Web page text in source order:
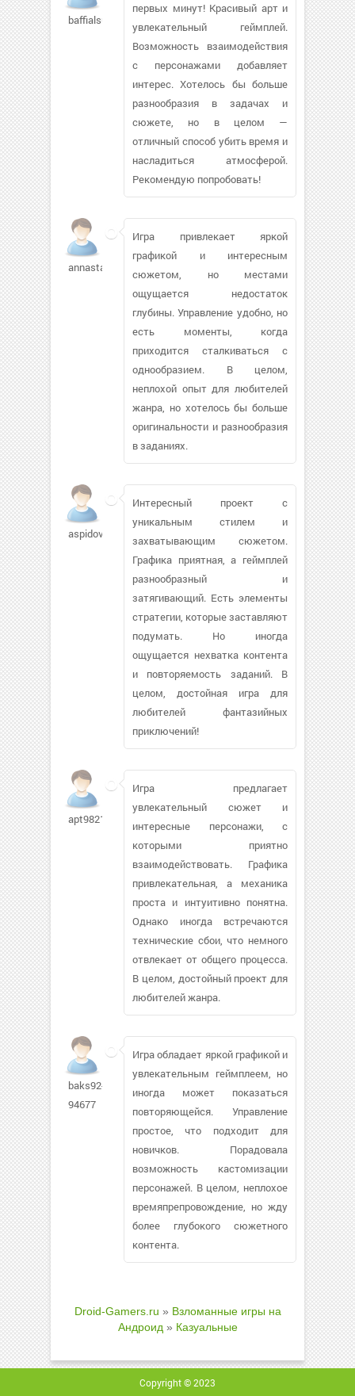
baffialsu327
первых минут! Красивый арт и
увлекательный геймплей.
Возможность взаимодействия
с персонажами добавляет
интерес. Хотелось бы больше
разнообразия в задачах и
сюжете, но в целом —
отличный способ убить время и
насладиться атмосферой.
Рекомендую попробовать!
annastarin954
Игра привлекает яркой
графикой и интересным
сюжетом, но местами
ощущается недостаток
глубины. Управление удобно, но
есть моменты, когда
приходится сталкиваться с
однообразием. В целом,
неплохой опыт для любителей
жанра, но хотелось бы больше
оригинальности и разнообразия
в заданиях.
aspidov583
Интересный проект с
уникальным стилем и
захватывающим сюжетом.
Графика приятная, а геймплей
разнообразный и
затягивающий. Есть элементы
стратегии, которые заставляют
подумать. Но иногда
ощущается нехватка контента
и повторяемость заданий. В
целом, достойная игра для
любителей фантазийных
приключений!
apt98211990
Игра предлагает
увлекательный сюжет и
интересные персонажи, с
которыми приятно
взаимодействовать. Графика
привлекательная, а механика
проста и интуитивно понятна.
Однако иногда встречаются
технические сбои, что немного
отвлекает от общего процесса.
В целом, достойный проект для
любителей жанра.
baks92-
94677
Игра обладает яркой графикой и
увлекательным геймплеем, но
иногда может показаться
повторяющейся. Управление
простое, что подходит для
новичков. Порадовала
возможность кастомизации
персонажей. В целом, неплохое
времяпрепровождение, но жду
более глубокого сюжетного
контента.
Droid-Gamers.ru » Взломанные игры на
Андроид » Казуальные
Copyright © 2023